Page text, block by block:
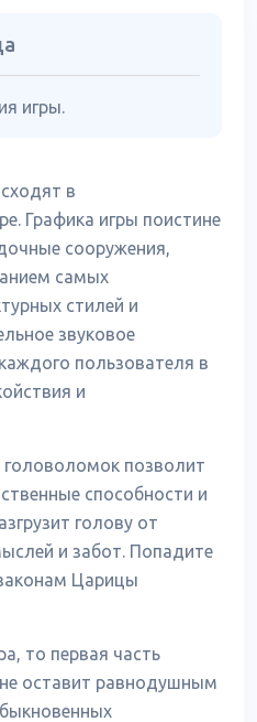
игры.
в
Графика игры поистине
сооружения,
самых
стилей и
звуковое
пользователя в
и
позволит
способности и
голову от
и забот. Попадите
Царицы
то первая часть
оставит равнодушным